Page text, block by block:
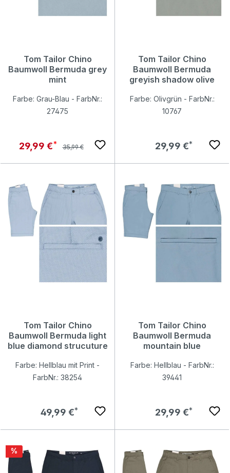
Tom Tailor Chino
Baumwoll Bermuda grey
mint
Farbe: Grau-Blau - FarbNr.:
27475
Verkaufspreis:
29,99 € Regulärer Preis:
35,99 €
Tom Tailor Chino
Baumwoll Bermuda
greyish shadow olive
Farbe: Olivgrün - FarbNr.:
10767
Regulärer Preis:
29,99 €
Tom Tailor Chino
Baumwoll Bermuda light
blue diamond strucuture
Farbe: Hellblau mit Print -
FarbNr.: 38254
Regulärer Preis:
49,99 €
Tom Tailor Chino
Baumwoll Bermuda
mountain blue
Farbe: Hellblau - FarbNr.:
39441
Regulärer Preis:
29,99 €
Rabatt
%